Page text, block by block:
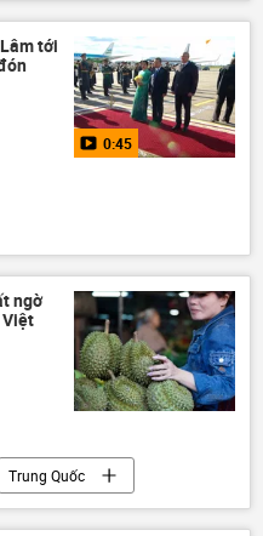
Thời sự
tới
0:45
tới Mátxcơva
thắng
ngờ
Việt
Trung Quốc